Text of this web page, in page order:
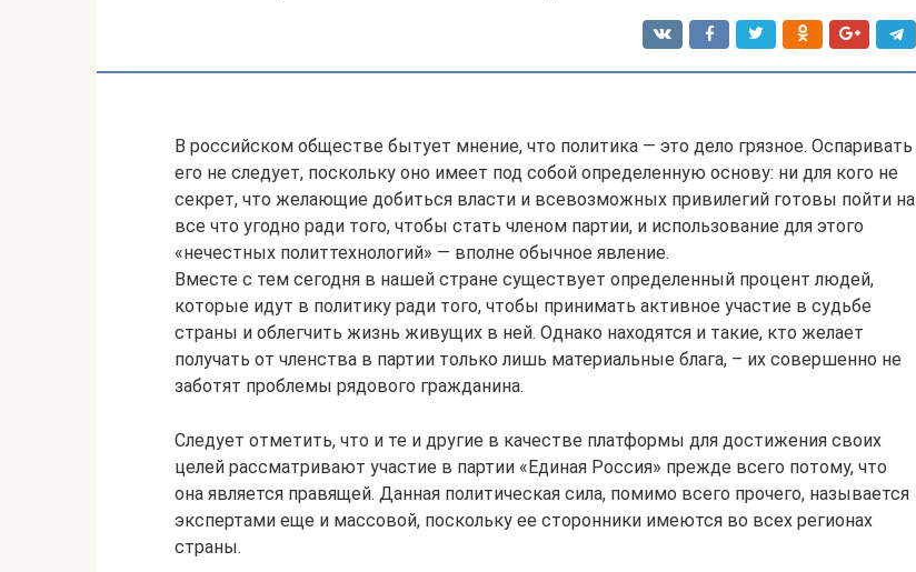
В российском обществе бытует мнение, что политика — это дело грязное. Оспаривать
его не следует, поскольку оно имеет под собой определенную основу: ни для кого не
секрет, что желающие добиться власти и всевозможных привилегий готовы пойти на
все что угодно ради того, чтобы стать членом партии, и использование для этого
«нечестных политтехнологий» — вполне обычное явление.
Вместе с тем сегодня в нашей стране существует определенный процент людей,
которые идут в политику ради того, чтобы принимать активное участие в судьбе
страны и облегчить жизнь живущих в ней. Однако находятся и такие, кто желает
получать от членства в партии только лишь материальные блага, – их совершенно не
заботят проблемы рядового гражданина.
Следует отметить, что и те и другие в качестве платформы для достижения своих
целей рассматривают участие в партии «Единая Россия» прежде всего потому, что
она является правящей. Данная политическая сила, помимо всего прочего, называется
экспертами еще и массовой, поскольку ее сторонники имеются во всех регионах
страны.